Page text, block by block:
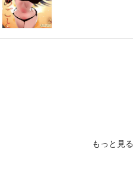
もっと見る